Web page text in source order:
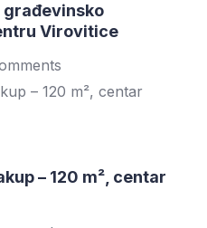
Virovitice
– 120 m², centar